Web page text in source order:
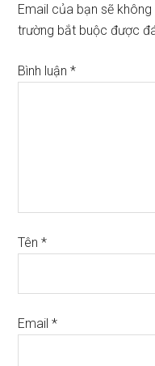
Email của bạn sẽ
trường bắt buộc được
Bình luận*
Tên*
Email*